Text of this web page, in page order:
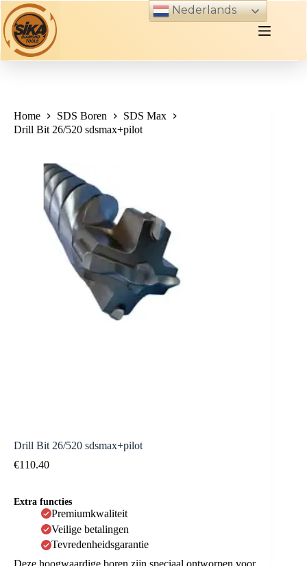
Skip
to
content
Home SDS Boren
SDS Max
Drill Bit 26/520 sdsmax+pilot
Drill Bit 26/520 sdsmax+pilot
€110.40
Extra functies
Premiumkwaliteit
Veilige betalingen
Tevredenheidsgarantie
Nederlands